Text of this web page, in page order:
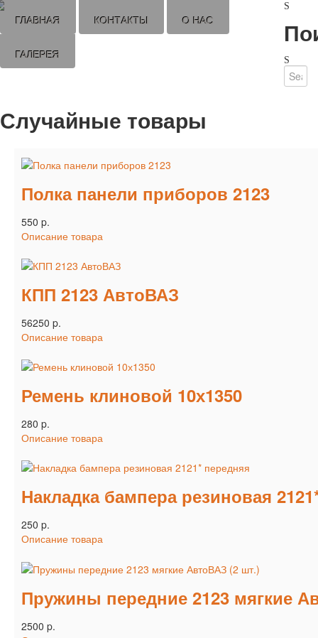
ГЛАВНАЯ КОНТАКТЫ О НАС
ГАЛЕРЕЯ
Случайные товары
Полка панели приборов 2123
550 p.
Описание товара
КПП 2123 АвтоВАЗ
56250 p.
Описание товара
Ремень клиновой 10х1350
280 p.
Описание товара
Накладка бампера резиновая
250 p.
Описание товара
Пружины передние 2123 мягкие
2500 p.